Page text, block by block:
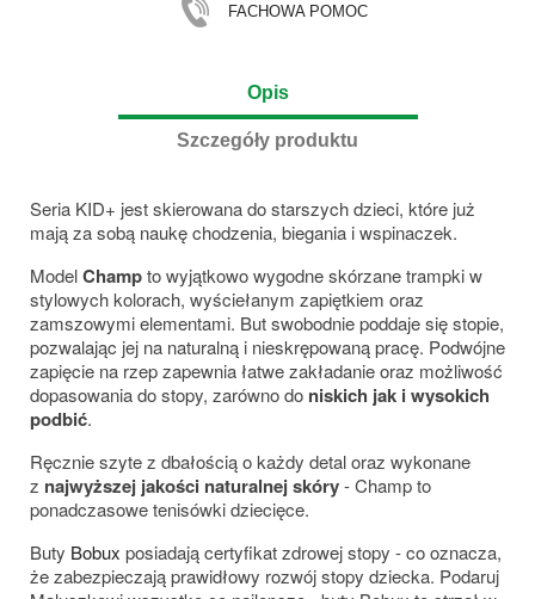
FACHOWA POMOC
Opis
Szczegóły produktu
Seria KID+ jest skierowana do starszych dzieci, które już
mają za sobą naukę chodzenia, biegania i wspinaczek.
ModelChampto wyjątkowo wygodne skórzane trampki w
stylowych kolorach, wyściełanym zapiętkiem oraz
zamszowymi elementami. But swobodnie poddaje się stopie,
pozwalając jej na naturalną i nieskrępowaną pracę. Podwójne
zapięcie na rzep zapewnia łatwe zakładanie oraz możliwość
dopasowania do stopy, zarówno do niskich jak i wysokich
podbić.
Ręcznie szyte z dbałością o każdy detal oraz wykonane
z najwyższej jakości naturalnej skóry- Champ to
ponadczasowe tenisówki dziecięce.
Buty Bobux posiadają certyfikat zdrowej stopy - co oznacza,
że zabezpieczają prawidłowy rozwój stopy dziecka. Podaruj